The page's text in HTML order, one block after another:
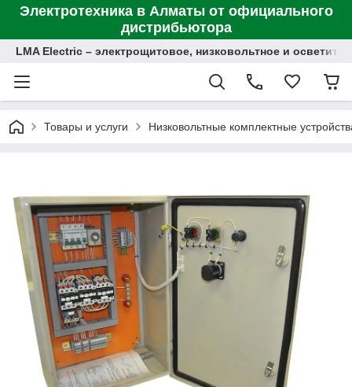
Электротехника в Алматы от официального
дистрибьютора
LMA Electric – электрощитовое, низковольтное и
Товары и услуги Низковольтные комплектные